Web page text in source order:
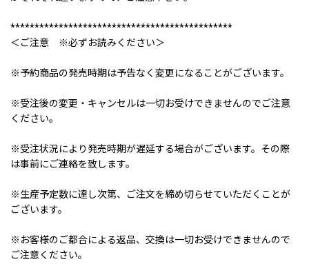
**********************************************
＜ご注意 ※必ずお読みください＞
※予約商品の発売時期は予告なく変更になることがございます。
※受注後の変更・キャンセルは一切お受けできませんのでご注意
ください。
※受注状況により発売時期が遅延する場合がございます。その際
は事前にご連絡を致します。
※生産予定数に達し次第、ご注文を締め切らせていただくことが
ございます。
※お客様のご都合による返品、交換は一切お受けできませんので
ご注意ください。